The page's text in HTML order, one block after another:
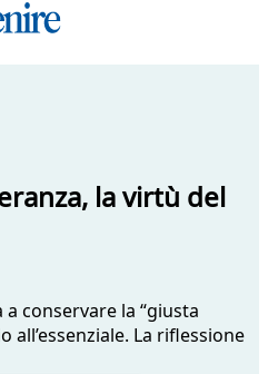
la virtù del
conservare la “giusta
all’essenziale. La riflessione